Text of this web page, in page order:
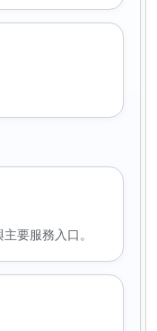
要服務入口。